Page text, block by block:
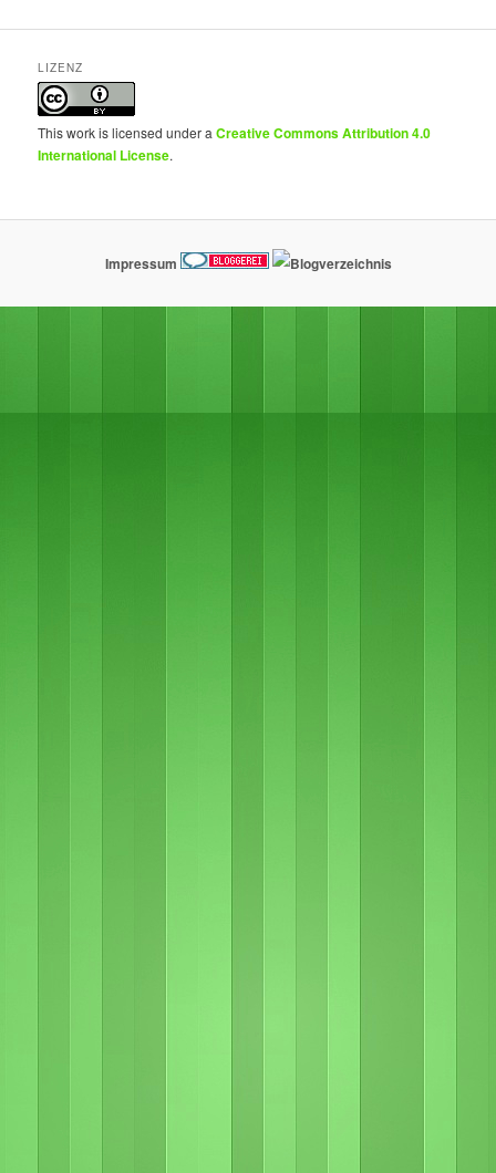
LIZENZ
This work is licensed under aCreative Commons Attribution 4.0
International License.
Impressum